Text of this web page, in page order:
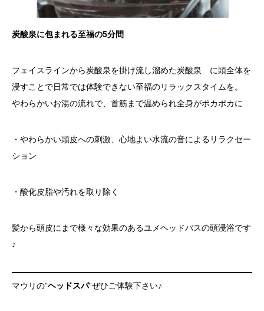
炭酸泉に包まれる至福の5分間
フェイスラインから炭酸泉を掛け流し溜めた炭酸泉 に頭全体を
浸すことで日常では体験できない至福のリラックスタイムを。
やわらかいお湯の流れで、首筋まで温められ全身がポカポカに
・やわらかい頭皮への刺激、心地よい水流の音によるリラクセー
ション
・酸化皮脂や汚れを取り除く
髪から頭皮にまで様々な効果のあるユメヘッドバスの頭浸浴です
♪
マウリの”ヘッドスパ“ぜひご体験下さい♪